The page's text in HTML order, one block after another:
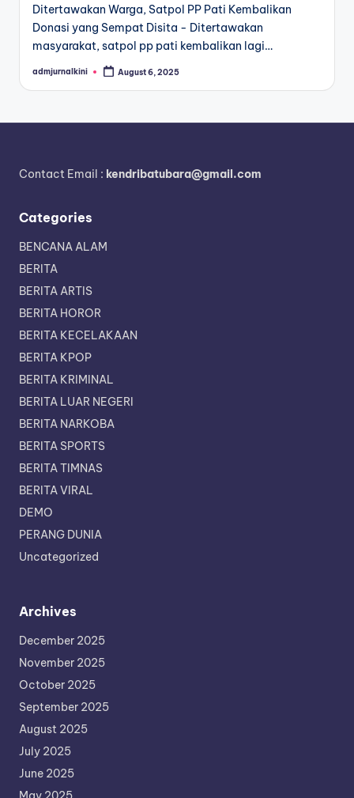
Ditertawakan Warga, Satpol PP Pati Kembalikan
Donasi yang Sempat Disita - Ditertawakan
masyarakat, satpol pp pati kembalikan lagi…
Posted
admjurnalkini August 6, 2025
Contact Email : kendribatubara@gmail.com
Categories
BENCANA ALAM
BERITA
BERITA ARTIS
BERITA HOROR
BERITA KECELAKAAN
BERITA KPOP
BERITA KRIMINAL
BERITA LUAR NEGERI
BERITA NARKOBA
BERITA SPORTS
BERITA TIMNAS
BERITA VIRAL
DEMO
PERANG DUNIA
Uncategorized
Archives
December 2025
November 2025
October 2025
September 2025
August 2025
July 2025
June 2025